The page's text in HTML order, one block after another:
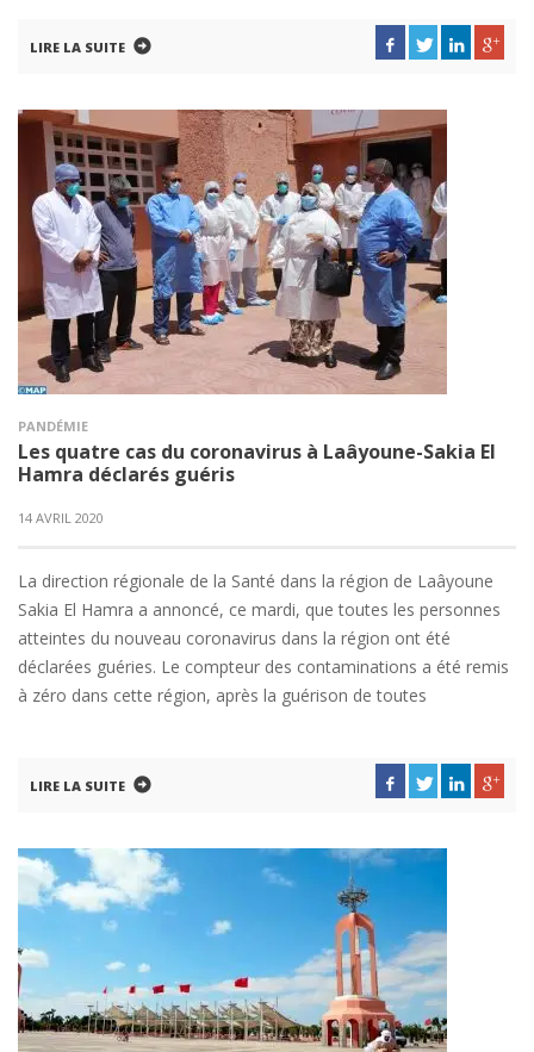
LIRE LA SUITE
PANDÉMIE
Les quatre cas du coronavirus à Laâyoune-Sakia El
Hamra déclarés guéris
14 AVRIL 2020
La direction régionale de la Santé dans la région de Laâyoune
Sakia El Hamra a annoncé, ce mardi, que toutes les personnes
atteintes du nouveau coronavirus dans la région ont été
déclarées guéries. Le compteur des contaminations a été remis
à zéro dans cette région, après la guérison de toutes
LIRE LA SUITE